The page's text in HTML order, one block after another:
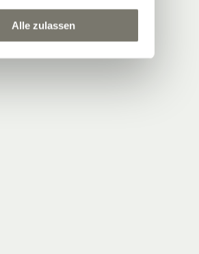
Alle zulassen